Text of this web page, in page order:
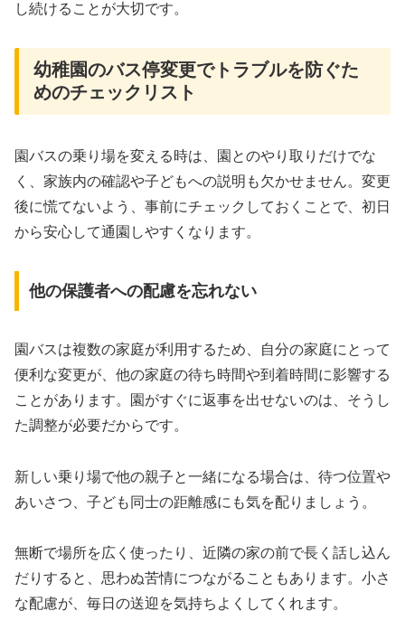
し続けることが大切です。
幼稚園のバス停変更でトラブルを防ぐた
めのチェックリスト
園バスの乗り場を変える時は、園とのやり取りだけでな
く、家族内の確認や子どもへの説明も欠かせません。変更
後に慌てないよう、事前にチェックしておくことで、初日
から安心して通園しやすくなります。
他の保護者への配慮を忘れない
園バスは複数の家庭が利用するため、自分の家庭にとって
便利な変更が、他の家庭の待ち時間や到着時間に影響する
ことがあります。園がすぐに返事を出せないのは、そうし
た調整が必要だからです。
新しい乗り場で他の親子と一緒になる場合は、待つ位置や
あいさつ、子ども同士の距離感にも気を配りましょう。
無断で場所を広く使ったり、近隣の家の前で長く話し込ん
だりすると、思わぬ苦情につながることもあります。小さ
な配慮が、毎日の送迎を気持ちよくしてくれます。